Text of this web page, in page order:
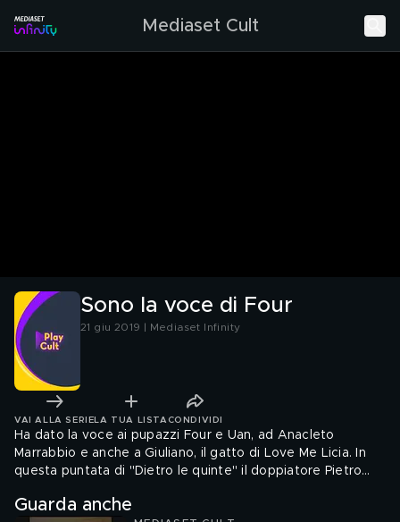
Mediaset Cult
Sono la voce di Four
21 giu 2019 | Mediaset Infinity
VAI ALLA SERIE LA TUA LISTA CONDIVIDI
Ha dato la voce ai pupazzi Four e Uan, ad Anacleto
Marrabbio e anche a Giuliano, il gatto di Love Me Licia. In
questa puntata di "Dietro le quinte" il doppiatore Pietro
personaggi
Guarda anche